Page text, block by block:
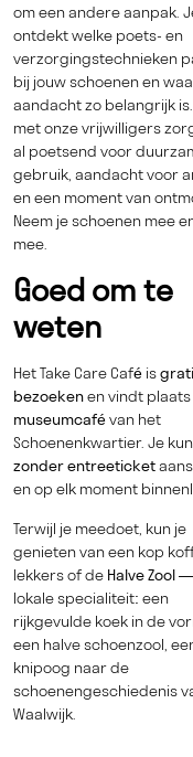
om een andere aanpak.
ontdekt welke poets- en
verzorgingstechnieken
bij jouw schoenen en
aandacht zo belangrijk
met onze vrijwilligers
al poetsend voor
gebruik, aandacht voor
en een moment van
Neem je schoenen mee
mee.
Goed om te
weten
Het Take Care Café is
bezoekenen vindt plaats
museumcafévan het
Schoenenkwartier. Je
zonder entreeticket
en op elk moment
Terwijl je meedoet, kun je
genieten van een kop
lekkers of de Halve Zool—
lokale specialiteit: een
rijkgevulde koek in de
een halve schoenzool,
knipoog naar de
schoenengeschiedenis
Waalwijk.